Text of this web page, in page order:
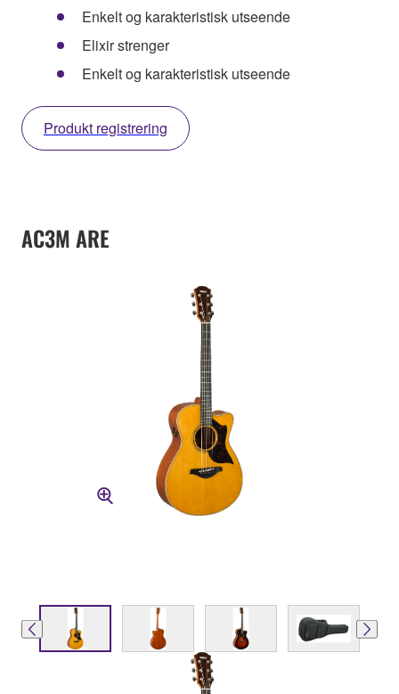
Enkelt og karakteristisk utseende
Elixir strenger
Enkelt og karakteristisk utseende
Produkt registrering
AC3M ARE